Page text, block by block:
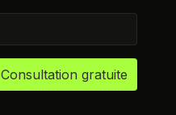
Consultation gratuite